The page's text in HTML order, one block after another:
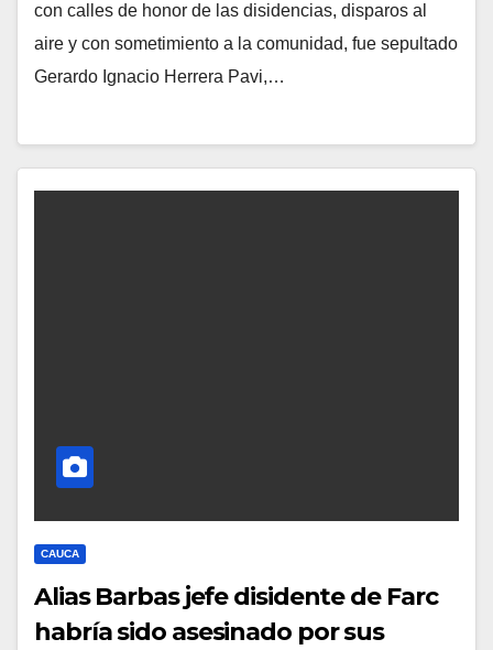
con calles de honor de las disidencias, disparos al
aire y con sometimiento a la comunidad, fue sepultado
Gerardo Ignacio Herrera Pavi,…
CAUCA
Alias Barbas jefe disidente de Farc
habría sido asesinado por sus